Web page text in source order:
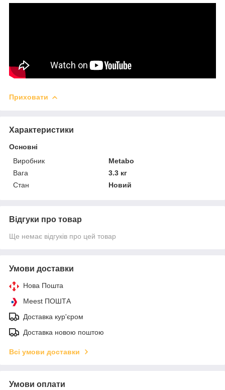
Приховати
Характеристики
Основні
Виробник
Metabo
Вага
3.3 кг
Стан
Новий
Відгуки про товар
Ще немає відгуків про цей товар
Умови доставки
Нова Пошта
Meest ПОШТА
Доставка кур'єром
Доставка новою поштою
Всі умови доставки
Умови оплати